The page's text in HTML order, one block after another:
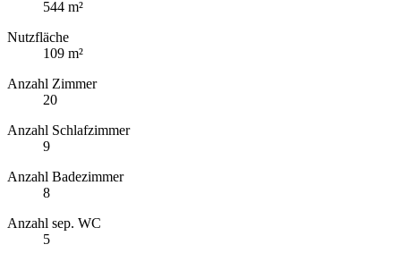
544 m²
Nutzfläche
109 m²
Anzahl Zimmer
20
Anzahl Schlafzimmer
9
Anzahl Badezimmer
8
Anzahl sep. WC
5